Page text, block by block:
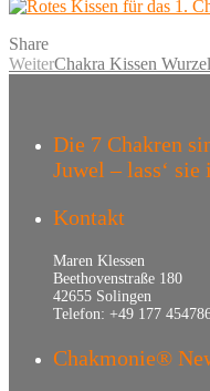
Share
WeiterChakra Kissen
Die 7 Chakren
Juwel – lass‘
Kontakt
Maren Klessen
Beethovenstraße 180
42655 Solingen
Telefon: +49 177
Chakmonie®